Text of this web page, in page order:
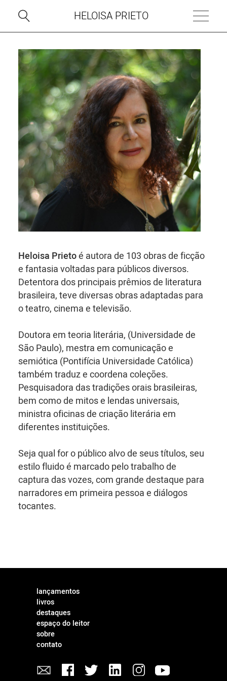
HELOISA PRIETO
Heloisa Prietoé autora de 103 obras de ficção
e fantasia voltadas para públicos diversos.
Detentora dos principais prêmios de literatura
brasileira, teve diversas obras adaptadas para
o teatro, cinema e televisão.
Doutora em teoria literária, (Universidade de
São Paulo), mestra em comunicação e
semiótica (Pontifícia Universidade Católica)
também traduz e coordena coleções.
Pesquisadora das tradições orais brasileiras,
bem como de mitos e lendas universais,
ministra oficinas de criação literária em
diferentes instituições.
Seja qual for o público alvo de seus títulos, seu
estilo fluido é marcado pelo trabalho de
captura das vozes, com grande destaque para
narradores em primeira pessoa e diálogos
tocantes.
lançamentos
livros
destaques
espaço do leitor
sobre
contato